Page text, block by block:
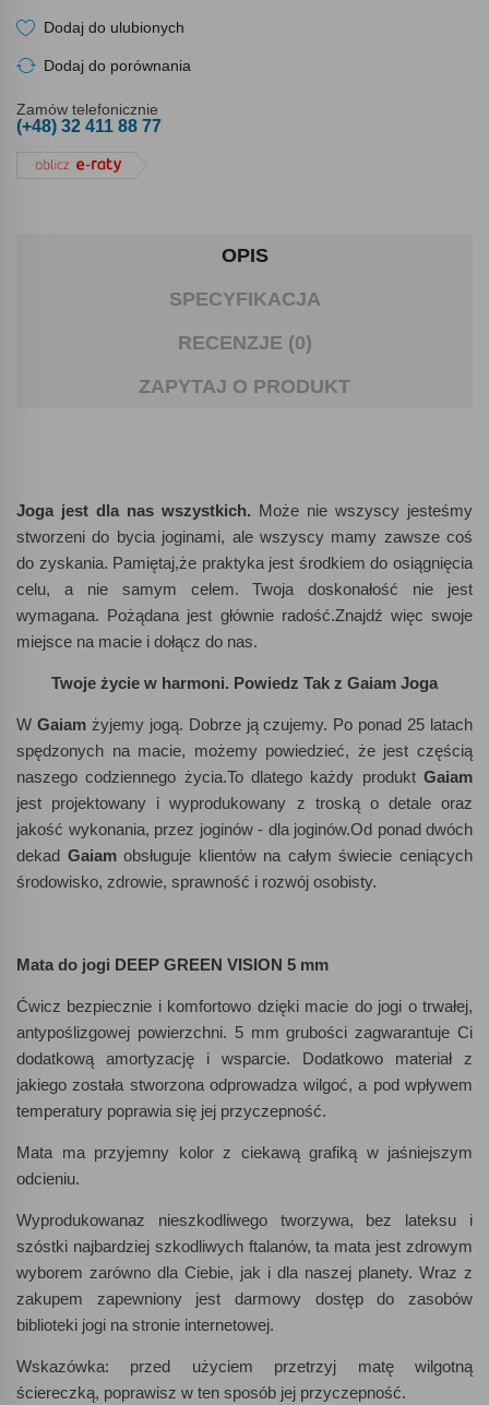
Dodaj do ulubionych
Dodaj do porównania
Zamów telefonicznie
(+48) 32 411 88 77
OPIS
SPECYFIKACJA
RECENZJE (0)
ZAPYTAJ O PRODUKT
Joga jest dla nas wszystkich. Może nie wszyscy jesteśmy
stworzeni do bycia joginami, ale wszyscy mamy zawsze coś
do zyskania. Pamiętaj,że praktyka jest środkiem do osiągnięcia
celu, a nie samym celem. Twoja doskonałość nie jest
wymagana. Pożądana jest głównie radość.Znajdź więc swoje
miejsce na macie i dołącz do nas.
Twoje życie w harmoni. Powiedz Tak z Gaiam Joga
W Gaiamżyjemy jogą. Dobrze ją czujemy. Po ponad 25 latach
spędzonych na macie, możemy powiedzieć, że jest częścią
naszego codziennego życia.To dlatego każdy produkt Gaiam
jest projektowany i wyprodukowany z troską o detale oraz
jakość wykonania, przez joginów - dla joginów.Od ponad dwóch
dekad Gaiamobsługuje klientów na całym świecie ceniących
środowisko, zdrowie, sprawność i rozwój osobisty.
Mata do jogi DEEP GREEN VISION 5 mm
Ćwicz bezpiecznie i komfortowo dzięki macie do jogi o trwałej,
antypoślizgowej powierzchni. 5 mm grubości zagwarantuje Ci
dodatkową amortyzację i wsparcie. Dodatkowo materiał z
jakiego została stworzona odprowadza wilgoć, a pod wpływem
temperatury poprawia się jej przyczepność.
Mata ma przyjemny kolor z ciekawą grafiką w jaśniejszym
odcieniu.
Wyprodukowanaz nieszkodliwego tworzywa, bez lateksu i
szóstki najbardziej szkodliwych ftalanów, ta mata jest zdrowym
wyborem zarówno dla Ciebie, jak i dla naszej planety. Wraz z
zakupem zapewniony jest darmowy dostęp do zasobów
biblioteki jogi na stronie internetowej.
Wskazówka: przed użyciem przetrzyj matę wilgotną
ściereczką, poprawisz w ten sposób jej przyczepność.